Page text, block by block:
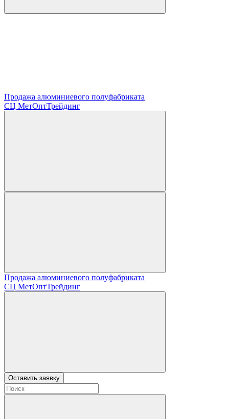
Продажа алюминиевого полуфабриката
СЦ МетОптТрейдинг
Продажа алюминиевого полуфабриката
СЦ МетОптТрейдинг
Оставить заявку